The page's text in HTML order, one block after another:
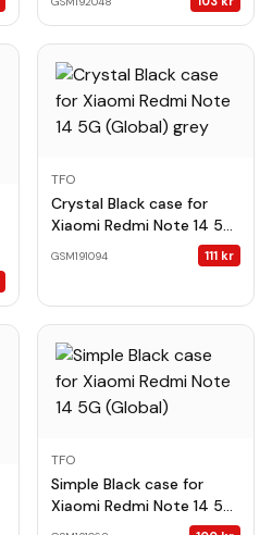
TFO
Crystal Black case for
Xiaomi Redmi Note 14 5G
GSM191094 111 kr
TFO
Simple Black case for
Xiaomi Redmi Note 14 5G